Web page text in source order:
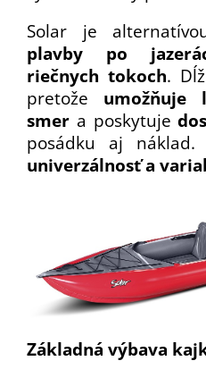
Solar je
plavby po
riečnych tokoch.
pretože umožňuje
smer a poskytuje
posádku aj
univerzálnosť a
Základná výbava